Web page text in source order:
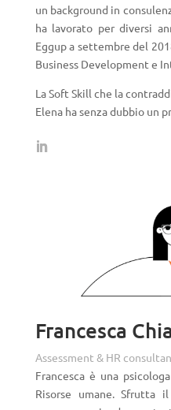
un background in
ha lavorato per diversi
Eggup a settembre del
Business Development e
La Soft Skill che la
Elena ha senza dubbio un
Francesca
Assessment & HR
Francesca è una
Risorse umane. Sfrutta